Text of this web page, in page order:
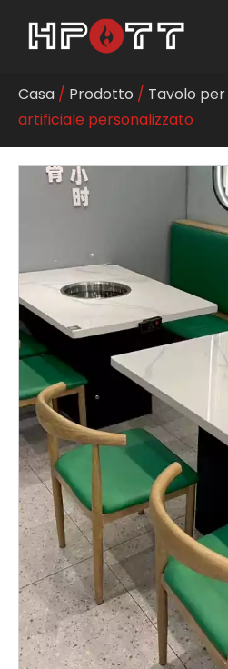
Casa / Prodotto / Tavolo
artificiale personalizzato